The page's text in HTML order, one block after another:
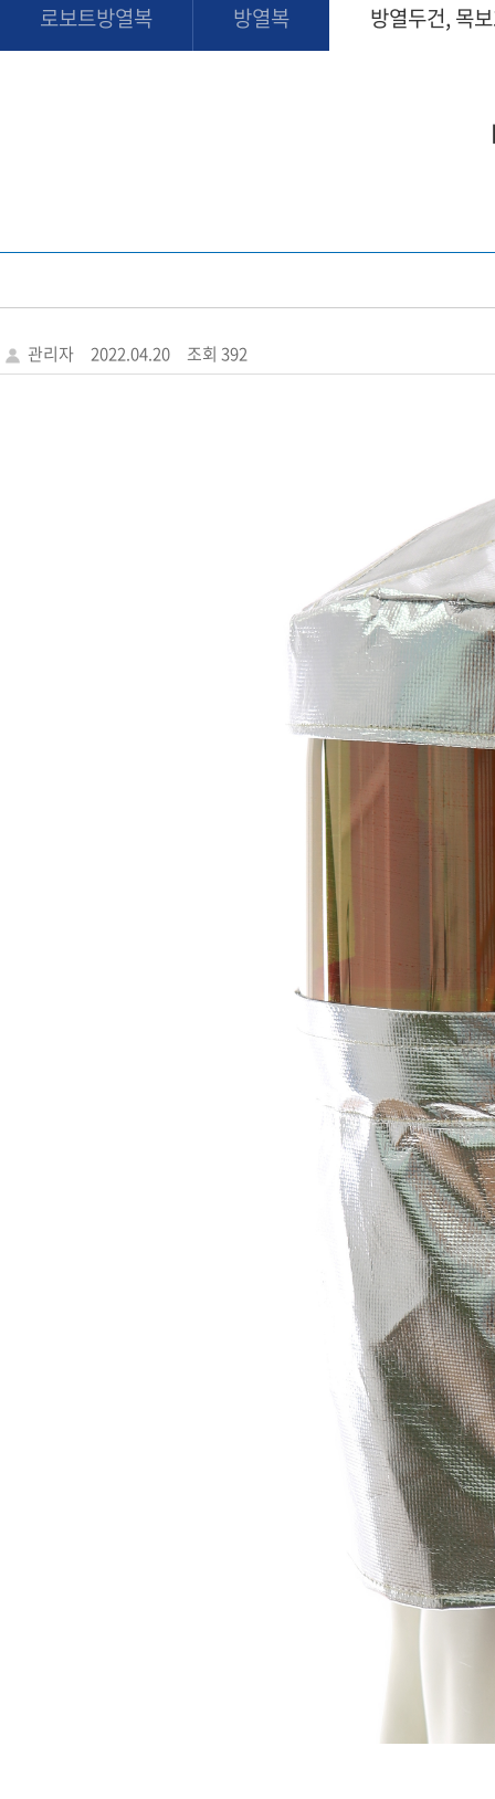
로보트방열복 방열복 방열두건, 목
관리자 2022.04.20 조회 392